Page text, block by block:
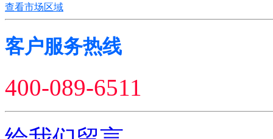
查看市场区域
客户服务热线
400-089-6511